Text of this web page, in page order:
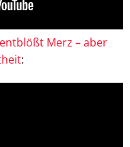
Merz – aber
: